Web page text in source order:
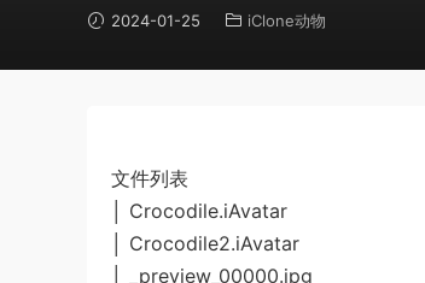
2024-01-25 iClone动物
文件列表
│ Crocodile.iAvatar
│ Crocodile2.iAvatar
│ _preview_00000.jpg